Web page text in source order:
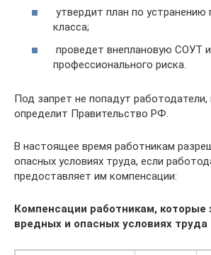
утвердит план по устранению
класса;
проведет внеплановую СОУТ
профессионального риска.
Под запрет не попадут
определит Правительство РФ.
В настоящее время работникам
опасных условиях труда, если
предоставляет им компенсации:
Компенсации работникам, которые
вредных и опасных условиях труда